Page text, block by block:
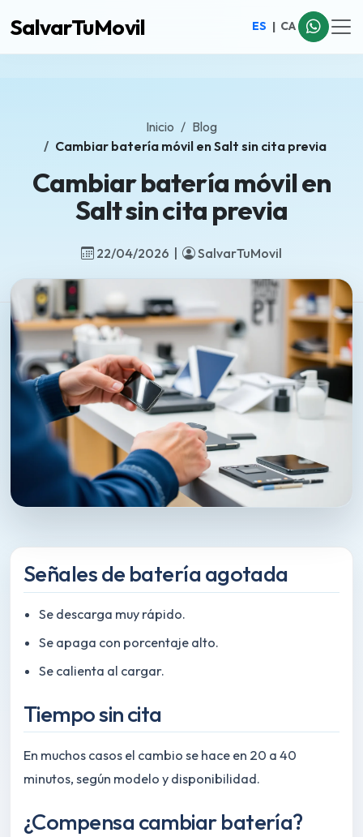
SalvarTuMovil ES | CA
Inicio
Blog
Cambiar batería móvil en Salt sin cita previa
Cambiar batería móvil en
Salt sin cita previa
22/04/2026 | SalvarTuMovil
Señales de batería agotada
Se descarga muy rápido.
Se apaga con porcentaje alto.
Se calienta al cargar.
Tiempo sin cita
En muchos casos el cambio se hace en 20 a 40
minutos, según modelo y disponibilidad.
¿Compensa cambiar batería?